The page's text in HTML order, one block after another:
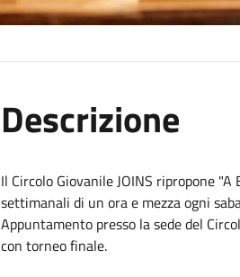
Descrizione
Il Circolo Giovanile JOINS ripropone
settimanali di un ora e mezza ogni
Appuntamento presso la sede del
con torneo finale.